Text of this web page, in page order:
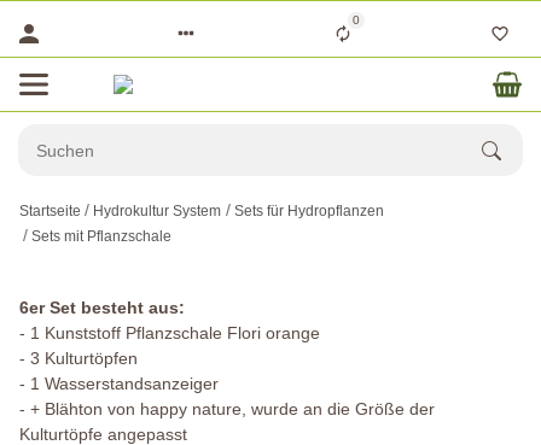
0
Startseite Hydrokultur System
Sets für Hydropflanzen
Sets mit Pflanzschale
6er Set besteht aus:
- 1 Kunststoff Pflanzschale Flori orange
- 3 Kulturtöpfen
- 1 Wasserstandsanzeiger
- + Blähton von happy nature, wurde an die Größe der
Kulturtöpfe angepasst